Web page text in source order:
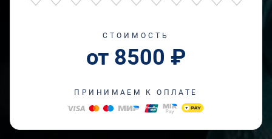
СТОИМОСТЬ
от 8500 ₽
ПРИНИМАЕМ К ОПЛАТЕ